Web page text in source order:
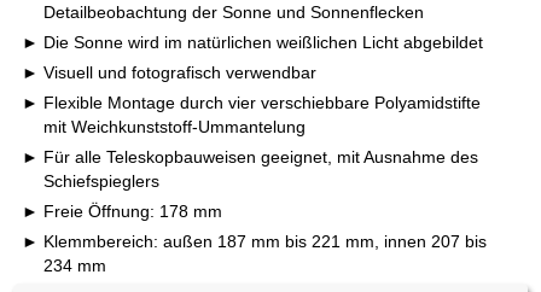
Detailbeobachtung der Sonne und Sonnenflecken
Die Sonne wird im natürlichen weißlichen Licht abgebildet
Visuell und fotografisch verwendbar
Flexible Montage durch vier verschiebbare Polyamidstifte
mit Weichkunststoff-Ummantelung
Für alle Teleskopbauweisen geeignet, mit Ausnahme des
Schiefspieglers
Freie Öffnung: 178 mm
Klemmbereich: außen 187 mm bis 221 mm, innen 207 bis
234 mm